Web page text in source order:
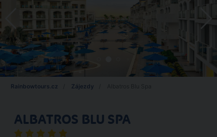
Rainbowtours.cz Zájezdy
ALBATROS BLU SPA